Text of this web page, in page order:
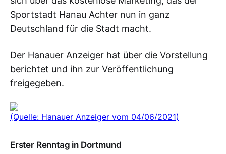
Sportstadt Hanau Achter nun in ganz
Deutschland für die Stadt macht.
Der Hanauer Anzeiger hat über die Vorstellung
berichtet und ihn zur Veröffentlichung
freigegeben.
(Quelle: Hanauer Anzeiger vom 04/06/2021)
Erster Renntag in Dortmund